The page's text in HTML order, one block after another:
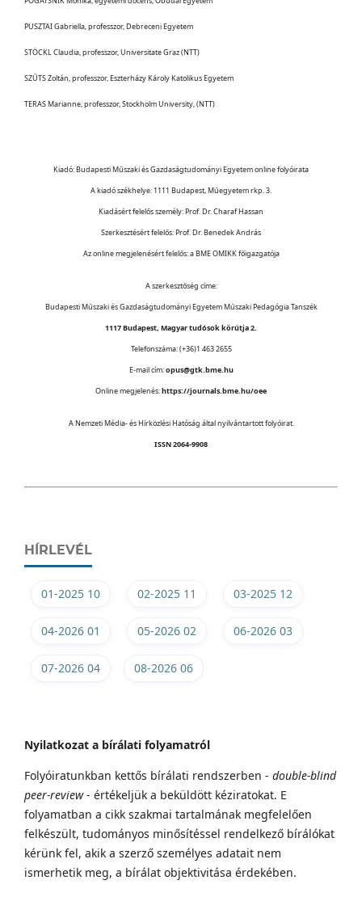
PUSZTAI Gabriella, professzor, Debreceni Egyetem
STÖCKL Claudia, professzor, Universitate Graz (NTT)
SZŰTS Zoltán, professzor, Eszterházy Károly Katolikus Egyetem
TERAS Marianne, professzor, Stockholm University, (NTT)
Kiadó: Budapesti Műszaki és Gazdaságtudományi Egyetem online folyóirata
A kiadó székhelye: 1111 Budapest, Műegyetem rkp. 3.
Kiadásért felelős személy: Prof. Dr. Charaf Hassan
Szerkesztésért felelős: Prof. Dr. Benedek András
Az online megjelenésért felelős: a BME OMIKK főigazgatója
A szerkesztőség címe:
Budapesti Műszaki és Gazdaságtudományi Egyetem Műszaki Pedagógia Tanszék
1117 Budapest, Magyar tudósok körútja 2.
Telefonszáma: (+36)1 463 2655
E-mail cím:opus@gtk.bme.hu
Online megjelenés:https://journals.bme.hu/oee
A Nemzeti Média- és Hírközlési Hatóság által nyilvántartott folyóirat.
ISSN 2064-9908
HÍRLEVÉL
01-2025 10 02-2025 11 03-2025 12
04-2026 01 05-2026 02 06-2026 03
07-2026 04 08-2026 06
Nyilatkozat a bírálati folyamatról
Folyóiratunkban kettős bírálati rendszerben - double-blind
peer-review- értékeljük a beküldött kéziratokat. E
folyamatban a cikk szakmai tartalmának megfelelően
felkészült, tudományos minősítéssel rendelkező bírálókat
kérünk fel, akik a szerző személyes adatait nem
ismerhetik meg, a bírálat objektivitása érdekében.